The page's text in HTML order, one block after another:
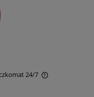
24/7
płatności